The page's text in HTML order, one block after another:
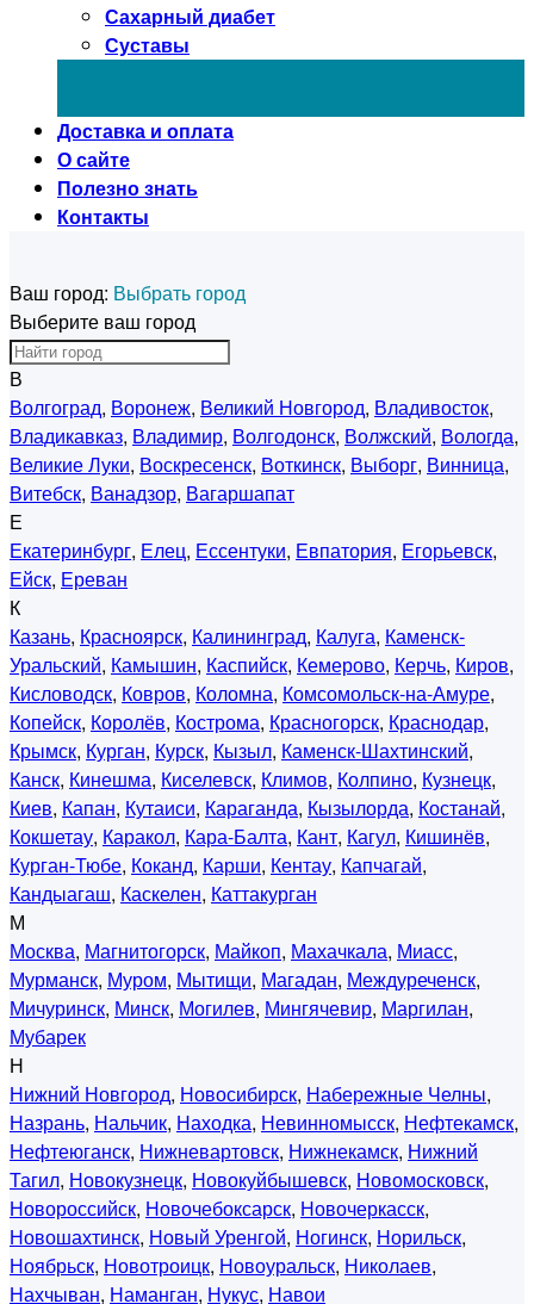
Сахарный диабет
Суставы
Доставка и оплата
О сайте
Полезно знать
Контакты
Ваш город: Выбрать город
Выберите ваш город
В
Волгоград, Воронеж, Великий Новгород, Владивосток,
Владикавказ, Владимир, Волгодонск, Волжский, Вологда,
Великие Луки, Воскресенск, Воткинск, Выборг, Винница,
Витебск, Ванадзор, Вагаршапат
Е
Екатеринбург, Елец, Ессентуки, Евпатория, Егорьевск,
Ейск, Ереван
К
Казань, Красноярск, Калининград, Калуга, Каменск-
Уральский, Камышин, Каспийск, Кемерово, Керчь, Киров,
Кисловодск, Ковров, Коломна, Комсомольск-на-Амуре,
Копейск, Королёв, Кострома, Красногорск, Краснодар,
Крымск, Курган, Курск, Кызыл, Каменск-Шахтинский,
Канск, Кинешма, Киселевск, Климов, Колпино, Кузнецк,
Киев, Капан, Кутаиси, Караганда, Кызылорда, Костанай,
Кокшетау, Каракол, Кара-Балта, Кант, Кагул, Кишинёв,
Курган-Тюбе, Коканд, Карши, Кентау, Капчагай,
Кандыагаш, Каскелен, Каттакурган
М
Москва, Магнитогорск, Майкоп, Махачкала, Миасс,
Мурманск, Муром, Мытищи, Магадан, Междуреченск,
Мичуринск, Минск, Могилев, Мингячевир, Маргилан,
Мубарек
Н
Нижний Новгород, Новосибирск, Набережные Челны,
Назрань, Нальчик, Находка, Невинномысск, Нефтекамск,
Нефтеюганск, Нижневартовск, Нижнекамск, Нижний
Тагил, Новокузнецк, Новокуйбышевск, Новомосковск,
Новороссийск, Новочебоксарск, Новочеркасск,
Новошахтинск, Новый Уренгой, Ногинск, Норильск,
Ноябрьск, Новотроицк, Новоуральск, Николаев,
Нахчыван, Наманган, Нукус, Навои